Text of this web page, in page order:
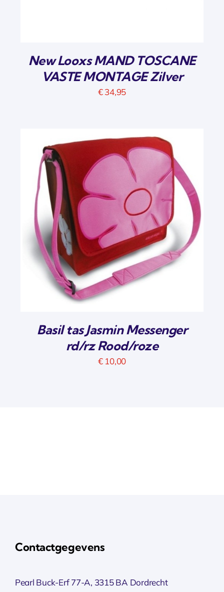
New Looxs MAND TOSCANE
VASTE MONTAGE Zilver
€34,95
Basil tas Jasmin Messenger
rd/rz Rood/roze
€10,00
Contactgegevens
Pearl Buck-Erf 77-A, 3315 BA Dordrecht